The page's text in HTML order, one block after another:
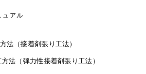
ュアル
法（接着剤張り工法）
法（弾力性接着剤張り工法）